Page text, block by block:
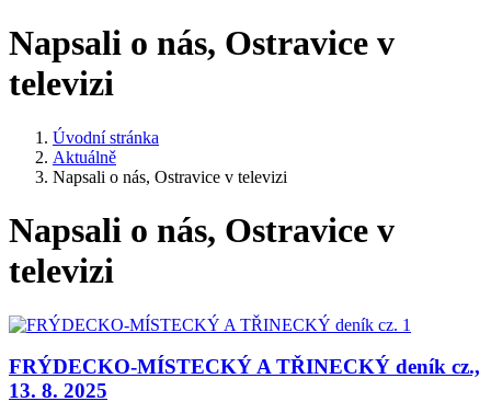
Napsali o nás, Ostravice v
televizi
Úvodní stránka
Aktuálně
Napsali o nás, Ostravice v televizi
Napsali o nás, Ostravice v
televizi
FRÝDECKO-MÍSTECKÝ A TŘINECKÝ deník cz.,
13. 8. 2025